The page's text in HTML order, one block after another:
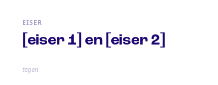
EISER
[eiser 1] en [eiser 2]
tegen